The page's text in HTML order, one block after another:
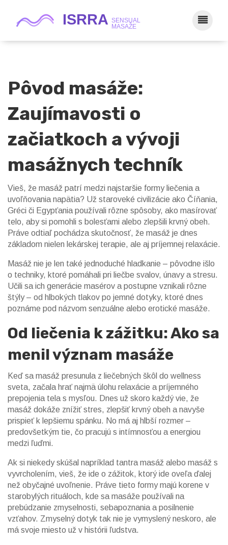
Pôvod masáže:
Zaujímavosti o
začiatkoch a vývoji
masážnych techník
Vieš, že masáž patrí medzi najstaršie formy liečenia a
uvoľňovania napätia? Už staroveké civilizácie ako Číňania,
Gréci či Egypťania používali rôzne spôsoby, ako masírovať
telo, aby si pomohli s bolesťami alebo zlepšili krvný obeh.
Práve odtiaľ pochádza skutočnosť, že masáž je dnes
základom nielen lekárskej terapie, ale aj príjemnej relaxácie.
Masáž nie je len také jednoduché hladkanie – pôvodne išlo
o techniky, ktoré pomáhali pri liečbe svalov, únavy a stresu.
Učili sa ich generácie masérov a postupne vznikali rôzne
štýly – od hlbokých tlakov po jemné dotyky, ktoré dnes
poznáme pod názvom senzuálne alebo erotické masáže.
Od liečenia k zážitku: Ako sa
menil význam masáže
Keď sa masáž presunula z liečebných škôl do wellness
sveta, začala hrať najmä úlohu relaxácie a príjemného
prepojenia tela s mysľou. Dnes už skoro každý vie, že
masáž dokáže znížiť stres, zlepšiť krvný obeh a navyše
prispieť k lepšiemu spánku. No má aj hlbší rozmer –
predovšetkým tie, čo pracujú s intímnosťou a energiou
medzi ľuďmi.
Ak si niekedy skúšal napríklad tantra masáž alebo masáž s
vyvrcholením, vieš, že ide o zážitok, ktorý ide oveľa ďalej
než obyčajné uvoľnenie. Práve tieto formy majú korene v
starobylých rituáloch, kde sa masáže používali na
prebúdzanie zmyselnosti, sebapoznania a posilnenie
vzťahov. Zmyselný dotyk tak nie je vymyslený neskoro, ale
má svoje miesto už v histórii ľudstva.